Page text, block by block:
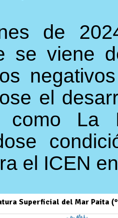
de
se viene
el
como La
el ICEN